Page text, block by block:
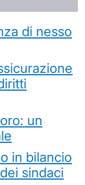
di nesso
un
in bilancio
sindaci